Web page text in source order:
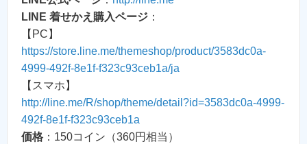
LINE 着せかえ購入ページ ：
【PC】
https://store.line.me/themeshop/product/3583dc0a-
4999-492f-8e1f-f323c93ceb1a/ja
【スマホ】
http://line.me/R/shop/theme/detail?id=3583dc0a-4999-
492f-8e1f-f323c93ceb1a
価格 ：150コイン（360円相当）